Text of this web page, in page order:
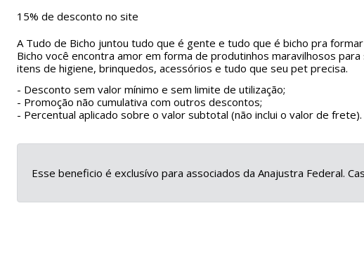
15% de desconto no site
A Tudo de Bicho juntou tudo que é gente e tudo que é bicho pra
Bicho você encontra amor em forma de produtinhos maravilhosos
itens de higiene, brinquedos, acessórios e tudo que seu pet precisa.
- Desconto sem valor mínimo e sem limite de utilização;
- Promoção não cumulativa com outros descontos;
- Percentual aplicado sobre o valor subtotal (não inclui o valor de frete).
Esse beneficio é exclusívo para associados da Anajustra Federal.